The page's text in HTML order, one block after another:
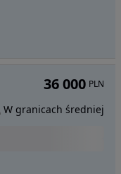
36 000 PLN
W granicach średniej